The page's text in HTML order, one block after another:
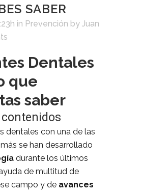
SABER
in Prevención by Juan
Dentales
que
saber
contenidos
dentales con una de las
se han desarrollado
durante los últimos
de multitud de
campo y de avances